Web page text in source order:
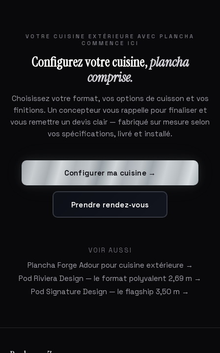
VOTRE CUISINE EXTÉRIEURE AVEC PLANCHA
COMMENCE ICI
Configurez votre cuisine,plancha
comprise.
Choisissez votre format, vos options de cuisson et vos
finitions. Un concepteur vous rappelle pour finaliser et
vous remettre un devis clair — fabriqué sur mesure selon
vos spécifications, livré et installé.
Configurer ma cuisine →
Prendre rendez-vous
VOIR AUSSI
Plancha Forge Adour pour cuisine extérieure →
Pod Riviera Design — le format polyvalent 2,69 m →
Pod Signature Design — le flagship 3,50 m →